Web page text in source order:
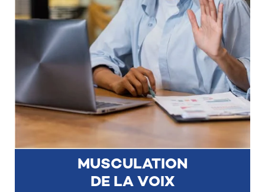
MUSCULATION
DE LA VOIX